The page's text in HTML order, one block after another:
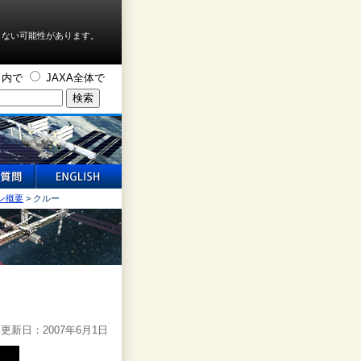
い可能性があります。
で JAXA全体で
概要 > クルー
新日：2007年6月1日